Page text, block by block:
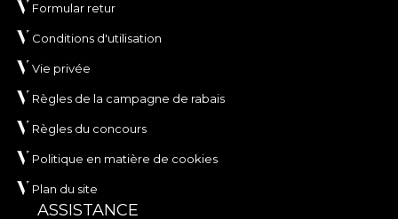
Formular retur
Conditions d'utilisation
Vie privée
Règles de la campagne de rabais
Règles du concours
Politique en matière de cookies
Plan du site
ASSISTANCE